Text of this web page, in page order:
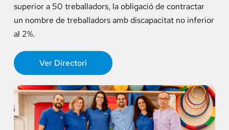
superior a 50 treballadors, la obligació de contractar
un nombre de treballadors amb discapacitat no inferior
al 2%.
Ver Directori